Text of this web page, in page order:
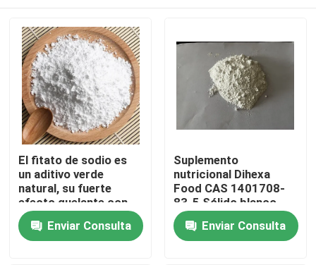
Hogar
El fitato de sodio es
un aditivo verde
natural, su fuerte
efecto quelante con
iones metálicos,
potentes propiedades
antioxidantes y
Enviar Consulta
Suplemento
nutricional Dihexa
Food CAS 1401708-
83-5 Sólido blanco
Enviar Consulta